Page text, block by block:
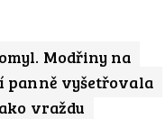
Modřiny na
panně vyšetřovala
vraždu